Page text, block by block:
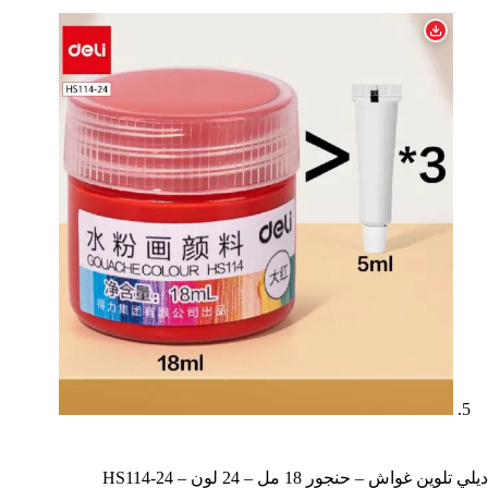
ديلي تلوين غواش – حنجور 18 مل – 24 لون – HS114-24